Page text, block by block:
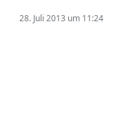
28. Juli 2013 um 11:24